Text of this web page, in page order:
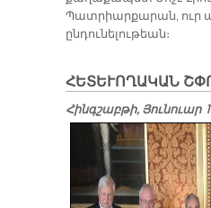
Պատրիարքարան, ուր
ընդունելութեան։
ՀԵՏԵՒՈՂԱԿԱՆ
Հինգշաբթի, Յունուար